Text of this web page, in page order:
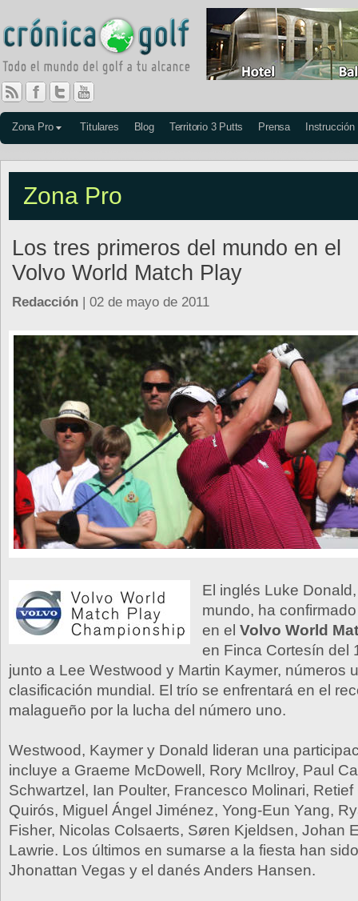
Zona Pro Titulares Blog Territorio 3 Putts Prensa Instrucción
Zona Pro
Los tres primeros del mundo en el
Volvo World Match Play
Redacción | 02 de mayo de 2011
El inglés Luke
mundo, ha
en el Volvo World
en Finca Cortesín del
junto a Lee Westwood y Martin Kaymer, números
clasificación mundial. El trío se enfrentará en el
malagueño por la lucha del número uno.
Westwood, Kaymer y Donald lideran una
incluye a Graeme McDowell, Rory McIlroy, Paul
Schwartzel, Ian Poulter, Francesco Molinari,
Quirós, Miguel Ángel Jiménez, Yong-Eun Yang,
Fisher, Nicolas Colsaerts, Søren Kjeldsen, Johan
Lawrie. Los últimos en sumarse a la fiesta han
Jhonattan Vegas y el danés Anders Hansen.